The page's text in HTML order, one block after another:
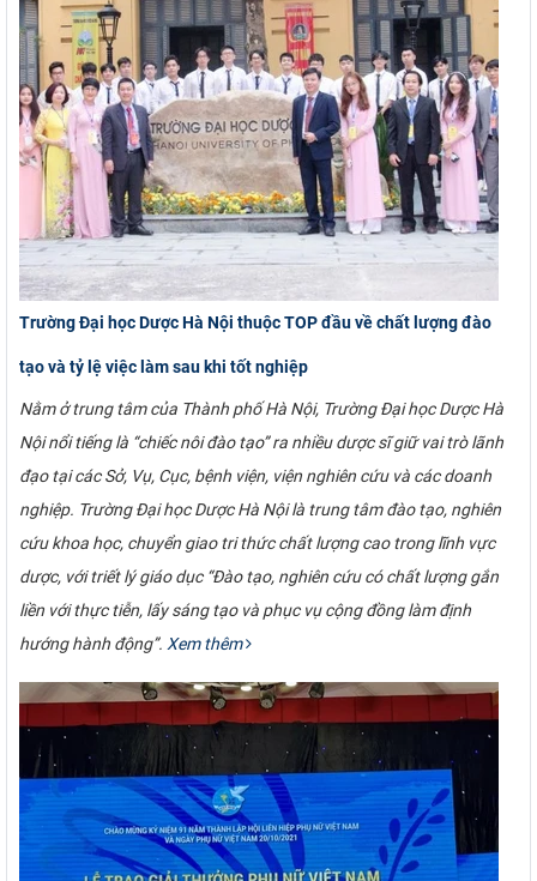
Trường Đại học Dược Hà Nội thuộc TOP đầu về chất lượng đào
tạo và tỷ lệ việc làm sau khi tốt nghiệp
Nằm ở trung tâm của Thành phố Hà Nội, Trường Đại học Dược Hà
Nội nổi tiếng là “chiếc nôi đào tạo” ra nhiều dược sĩ giữ vai trò lãnh
đạo tại các Sở, Vụ, Cục, bệnh viện, viện nghiên cứu và các doanh
nghiệp. Trường Đại học Dược Hà Nội là trung tâm đào tạo, nghiên
cứu khoa học, chuyển giao tri thức chất lượng cao trong lĩnh vực
dược, với triết lý giáo dục “Đào tạo, nghiên cứu có chất lượng gắn
liền với thực tiễn, lấy sáng tạo và phục vụ cộng đồng làm định
hướng hành động”.Xem thêm